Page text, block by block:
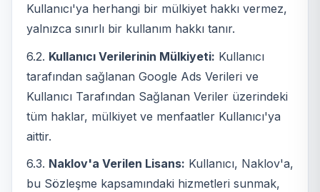
Kullanıcı'ya herhangi bir mülkiyet hakkı vermez,
yalnızca sınırlı bir kullanım hakkı tanır.
6.2. Kullanıcı Verilerinin Mülkiyeti: Kullanıcı
tarafından sağlanan Google Ads Verileri ve
Kullanıcı Tarafından Sağlanan Veriler üzerindeki
tüm haklar, mülkiyet ve menfaatler Kullanıcı'ya
aittir.
6.3. Naklov'a Verilen Lisans: Kullanıcı, Naklov'a,
bu Sözleşme kapsamındaki hizmetleri sunmak,